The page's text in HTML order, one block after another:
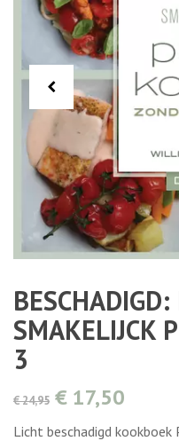
SMAKELIJCK
3
€ 24,95 € 17,50
Licht beschadigd kookboek